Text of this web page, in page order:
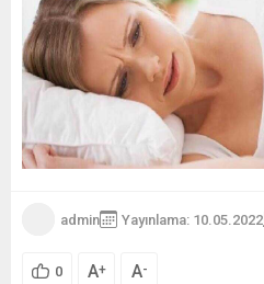
admin Yayınlama: 10.05.2022
0 A+ A-